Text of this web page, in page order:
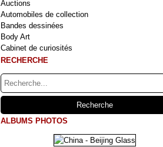
Auctions
Automobiles de collection
Bandes dessinées
Body Art
Cabinet de curiosités
RECHERCHE
ALBUMS PHOTOS